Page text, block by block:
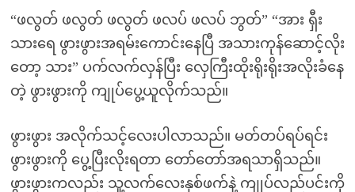
“ဖလွတ် ဖလွတ် ဖလွတ် ဖလပ် ဖလပ် ဘွတ်” “အား ရှီး
သားရေ ဖွားဖွားအရမ်းကောင်းနေပြီ အသားကုန်ဆောင့်လိုး
တော့ သား” ပက်လက်လှန်ပြီး လှေကြီးထိုးရိုးရိုးအလိုးခံနေ
တဲ့ ဖွားဖွားကို ကျုပ်ပွေ့ယူလိုက်သည်။
ဖွားဖွား အလိုက်သင့်လေးပါလာသည်။ မတ်တပ်ရပ်ရင်း
ဖွားဖွားကို ပွေ့ပြီးလိုးရတာ တော်တော်အရသာရှိသည်။
ဖွားဖွားကလည်း သူ့လက်လေးနှစ်ဖက်နဲ့ ကျုပ်လည်ပင်းကို